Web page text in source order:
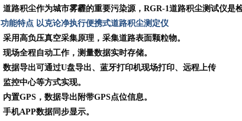
道路积尘作为城市雾霾的重要污染源，RGR-1道路积尘测试仪
功能特点 以克论净执行便携式道路积尘测定仪
采用高负压真空采集原理，采集道路表面颗粒物。
现场全程自动工作，测量数据实时存储。
数据导出可通过U盘导出、蓝牙打印机现场打印、远程上传
监控中心等方式实现。
内置GPS，数据导出附带GPS点位信息。
手机APP数据同步显示。